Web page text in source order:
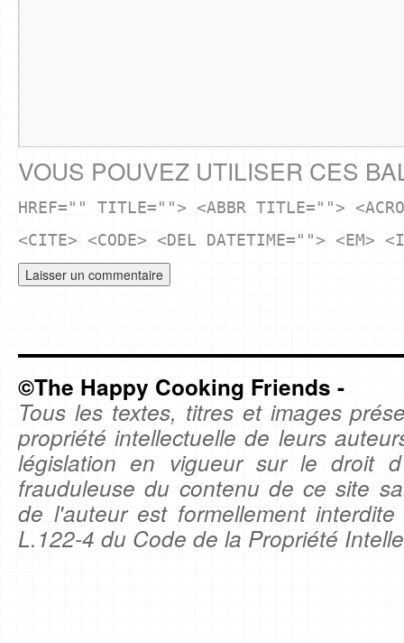
VOUS POUVEZ UTILISER CES
HREF="" TITLE=""> <ABBR TITLE="">
<CITE> <CODE> <DEL DATETIME=""> <EM>
©The Happy Cooking Friends -
Tous les textes, titres et images
propriété intellectuelle de leurs
législation en vigueur sur le droit
frauduleuse du contenu de ce site
de l'auteur est formellement
L.122-4 du Code de la Propriété